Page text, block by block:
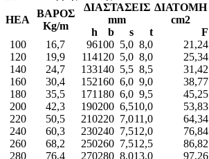
HEA
ΒΑΡΟΣ
Kg/m
ΔΙΑΣΤΑΣΕΙΣ
mm
ΔΙΑΤΟΜΗ
cm2
h
b s t F
100
16,7 96100 5,0 8,0 21,24
120
19,9 114120 5,0 8,0 25,34
140
24,7 133140 5,5 8,5 31,42
160
30,4 152160 6,0 9,0 38,77
180
35,5 171 180 6,0 9,5 45,25
200
42,3 190200 6,510,0 53,83
220
50,5 210220 7,011,0 64,34
240
60,3 230240 7,512,0 76,84
260
68,2 250260 7,512,5 86,82
280
76,4 270280 8,013,0 97,26